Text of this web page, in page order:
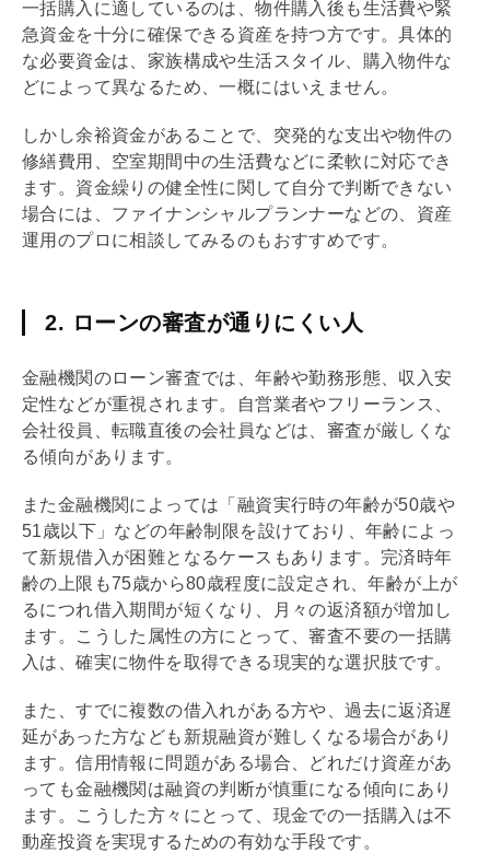
一括購入に適しているのは、物件購入後も生活費や緊
急資金を十分に確保できる資産を持つ方です。具体的
な必要資金は、家族構成や生活スタイル、購入物件な
どによって異なるため、一概にはいえません。
しかし余裕資金があることで、突発的な支出や物件の
修繕費用、空室期間中の生活費などに柔軟に対応でき
ます。資金繰りの健全性に関して自分で判断できない
場合には、ファイナンシャルプランナーなどの、資産
運用のプロに相談してみるのもおすすめです。
2. ローンの審査が通りにくい人
金融機関のローン審査では、年齢や勤務形態、収入安
定性などが重視されます。自営業者やフリーランス、
会社役員、転職直後の会社員などは、審査が厳しくな
る傾向があります。
また金融機関によっては「融資実行時の年齢が50歳や
51歳以下」などの年齢制限を設けており、年齢によっ
て新規借入が困難となるケースもあります。完済時年
齢の上限も75歳から80歳程度に設定され、年齢が上が
るにつれ借入期間が短くなり、月々の返済額が増加し
ます。こうした属性の方にとって、審査不要の一括購
入は、確実に物件を取得できる現実的な選択肢です。
また、すでに複数の借入れがある方や、過去に返済遅
延があった方なども新規融資が難しくなる場合があり
ます。信用情報に問題がある場合、どれだけ資産があ
っても金融機関は融資の判断が慎重になる傾向にあり
ます。こうした方々にとって、現金での一括購入は不
動産投資を実現するための有効な手段です。